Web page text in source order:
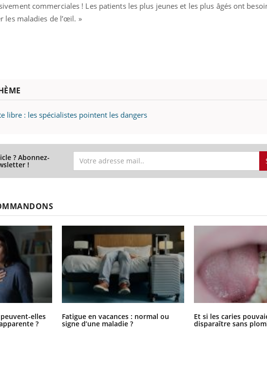
commerciales ! Les patients les plus jeunes et les plus âgés ont
les maladies de l’œil. »
libre : les spécialistes pointent les dangers
? Abonnez-
!
peuvent-elles
?
Fatigue en vacances : normal ou
signe d’une maladie ?
Et si les caries
disparaître sans